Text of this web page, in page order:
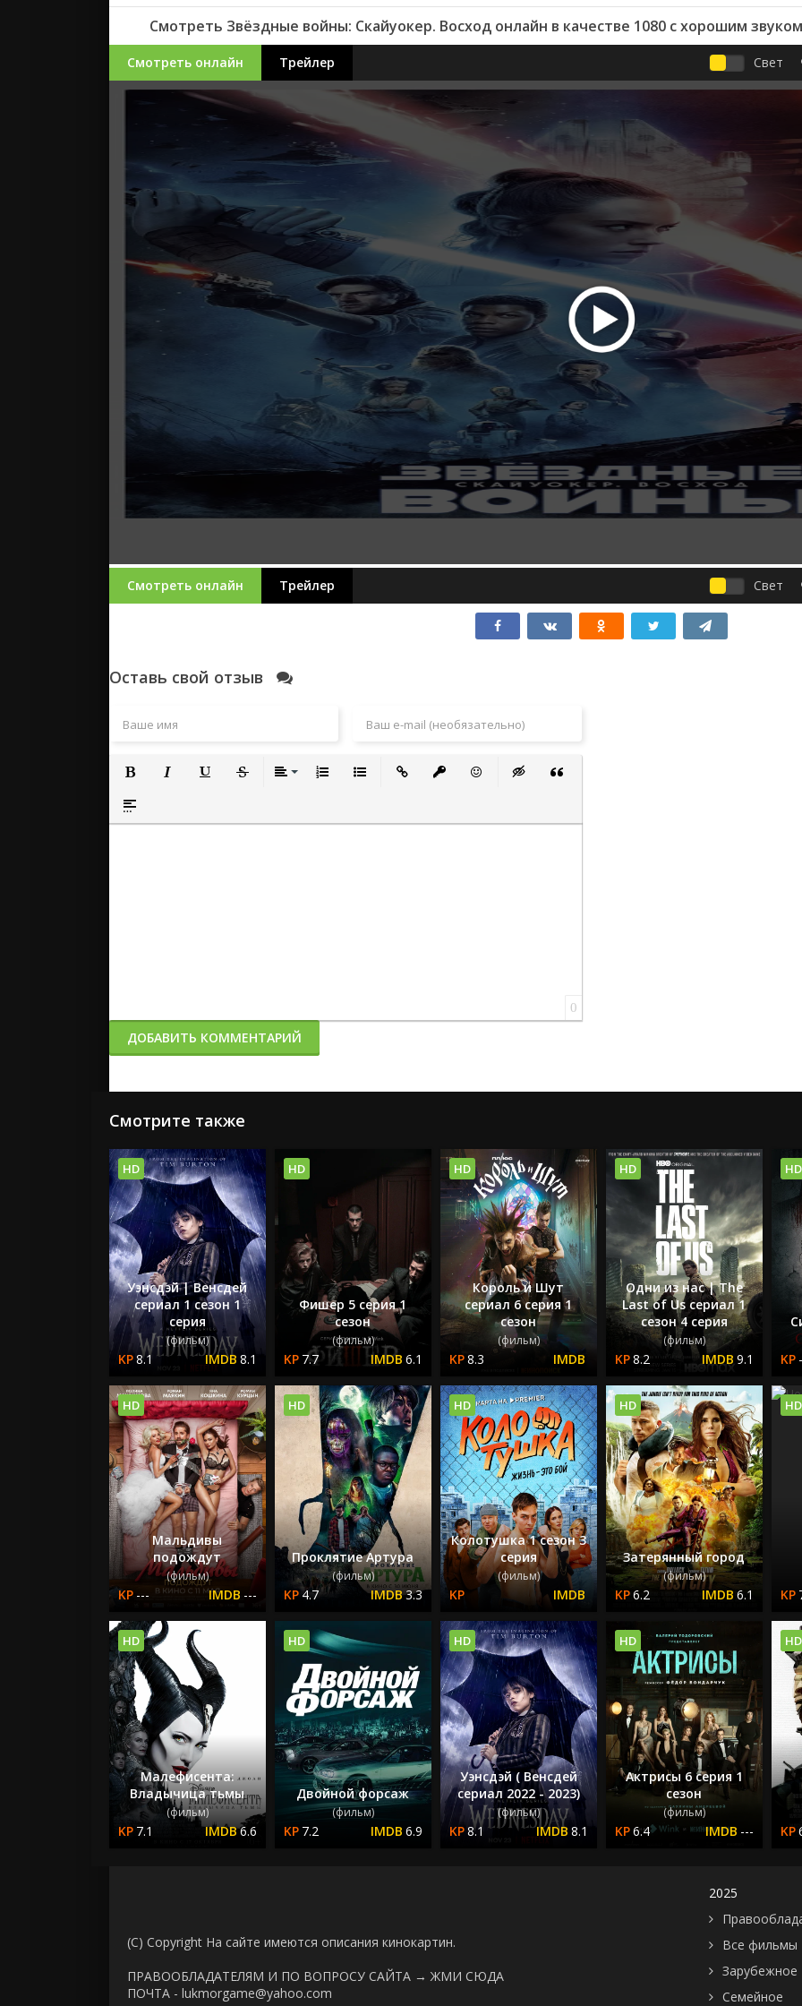
Смотреть Звёздные войны: Скайуокер. Восход онлайн в качестве 1080 с хорошим звуком
Смотреть онлайн Трейлер Свет
Смотреть онлайн Трейлер Свет
Оставь свой отзыв
Полужирный
Вставка спойлера
0
ДОБАВИТЬ КОММЕНТАРИЙ
Смотрите также
Уэнсдэй | Венсдей
сериал 1 сезон 1
серия
(фильм)
8.1 8.1
HD
Фишер 5 серия 1
сезон
(фильм)
7.7 6.1
HD
Король и Шут
сериал 6 серия 1
сезон
(фильм)
8.3
HD
Одни из нас | The
Last of Us сериал 1
сезон 4 серия
(фильм)
8.2 9.1
HD HD
Мальдивы
подождут
(фильм)
--- ---
HD
Проклятие Артура
(фильм)
4.7 3.3
HD
Колотушка 1 сезон 3
серия
(фильм)
HD
Затерянный город
(фильм)
6.2 6.1
HD HD
Малефисента:
Владычица тьмы
(фильм)
7.1 6.6
HD
Двойной форсаж
(фильм)
7.2 6.9
HD
Уэнсдэй ( Венсдей
сериал 2022 - 2023)
(фильм)
8.1 8.1
HD
Актрисы 6 серия 1
сезон
(фильм)
6.4 ---
HD HD
(C) Copyright На сайте имеются описания кинокартин.
ПРАВООБЛАДАТЕЛЯМ И ПО ВОПРОСУ САЙТА → ЖМИ СЮДА
ПОЧТА - lukmorgame@yahoo.com
2025
Все фильмы
Зарубежное
Семейное